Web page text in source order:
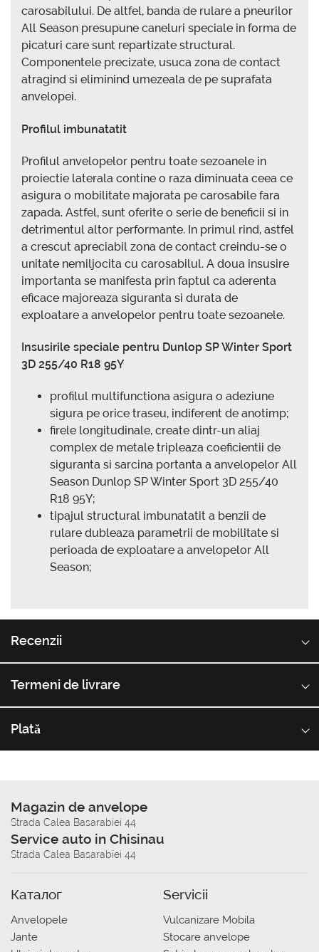
carosabilului. De altfel, banda de rulare a pneurilor
All Season presupune caneluri speciale in forma de
picaturi care sunt repartizate structural.
Componentele precizate, usuca zona de contact
atragind si eliminind umezeala de pe suprafata
anvelopei.
Profilul imbunatatit
Profilul anvelopelor pentru toate sezoanele in
proiectie laterala contine o raza diminuata ceea ce
asigura o mobilitate majorata pe carosabile fara
zapada. Astfel, sunt oferite o serie de beneficii si in
detrimentul altor performante. In primul rind, astfel
a crescut apreciabil zona de contact creindu-se o
unitate nemiljocita cu carosabilul. A doua insusire
importanta se manifesta prin faptul ca aderenta
eficace majoreaza siguranta si durata de
exploatare a anvelopelor pentru toate sezoanele.
Insusirile speciale pentru Dunlop SP Winter Sport
3D 255/40 R18 95Y
profilul multifunctiona asigura o adeziune
sigura pe orice traseu, indiferent de anotimp;
firele longitudinale, create dintr-un aliaj
complex de metale tripleaza coeficientii de
siguranta si sarcina portanta a anvelopelor All
Season Dunlop SP Winter Sport 3D 255/40
R18 95Y;
tipajul structural imbunatatit a benzii de
rulare dubleaza parametrii de mobilitate si
perioada de exploatare a anvelopelor All
Season;
Recenzii
Termeni de livrare
Plată
Magazin de anvelope
Strada Calea Basarabiei 44
Service auto in Chisinau
Strada Calea Basarabiei 44
Каталог
Anvelopele
Jante
Servicii
Vulcanizare Mobila
Stocare anvelope